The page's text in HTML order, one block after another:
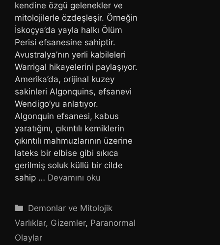
kendine özgü gelenekler ve
mitolojilerle özdeşleşir. Örneğin
İskoçya’da yayla halkı Ölüm
Perisi efsanesine sahiptir.
Avustralya’nın yerli kabileleri
Warrigal hikayelerini paylaşıyor.
Amerika’da, orijinal kuzey
sakinleri Algonquins, efsanevi
Wendigo’yu anlatıyor.
Algonquin efsanesi, kabus
yaratığını, çıkıntılı kemiklerin
çıkıntılı mahmuzlarının üzerine
lateks bir elbise gibi sıkıca
gerilmiş soluk küllü bir cilde
sahip … Devamını oku
Kategoriler
Demonlar ve Mitolojik
Varlıklar, Gizemler, Paranormal
Olaylar